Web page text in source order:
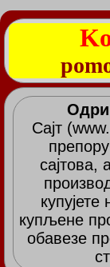
Сајт
сајтова,
купљене
обавезе